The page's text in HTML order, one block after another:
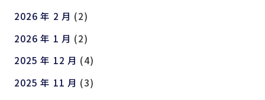
2026 年 2 月 (2)
2026 年 1 月 (2)
2025 年 12 月 (4)
2025 年 11 月 (3)